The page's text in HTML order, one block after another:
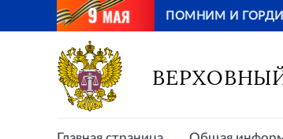
ПОМНИМ И
Главная страница